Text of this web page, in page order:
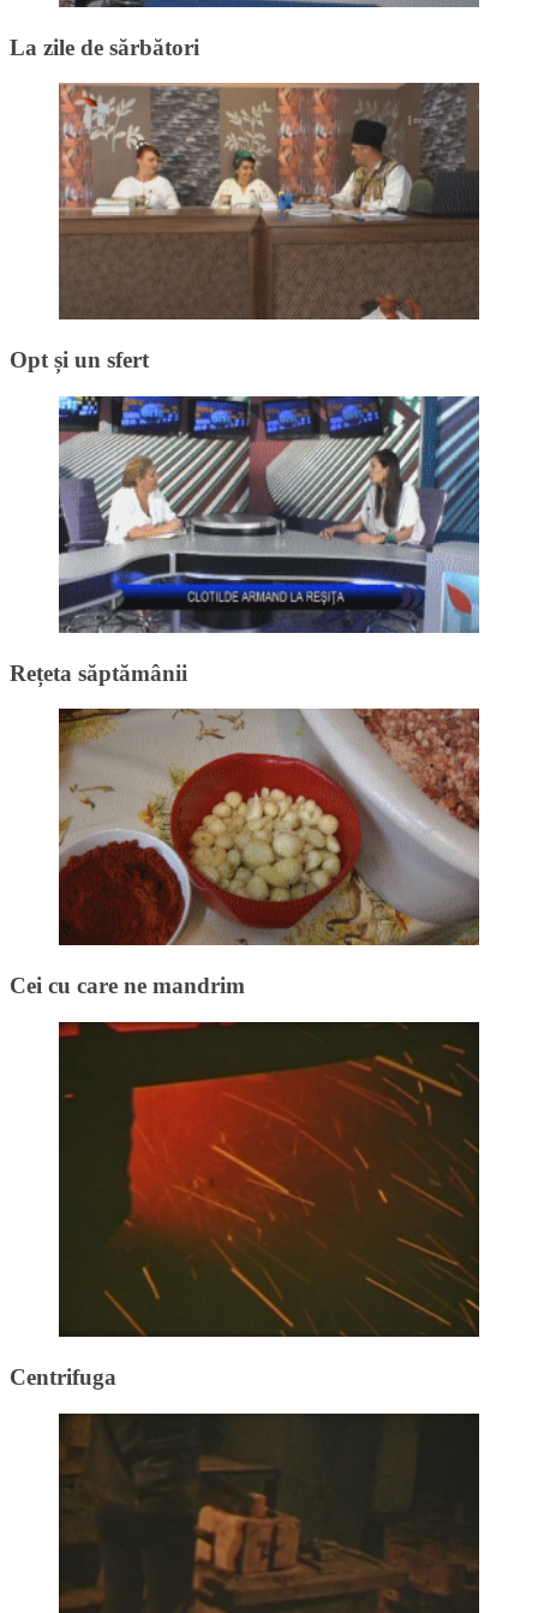
La zile de sărbători
Opt și un sfert
Rețeta săptămânii
Cei cu care ne mandrim
Centrifuga